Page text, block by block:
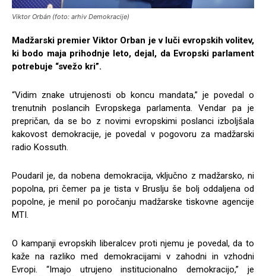
Viktor Orbán (foto: arhiv Demokracije)
Madžarski premier Viktor Orban je v luči evropskih volitev,
ki bodo maja prihodnje leto, dejal, da Evropski parlament
potrebuje “svežo kri”.
“Vidim znake utrujenosti ob koncu mandata,” je povedal o
trenutnih poslancih Evropskega parlamenta. Vendar pa je
prepričan, da se bo z novimi evropskimi poslanci izboljšala
kakovost demokracije, je povedal v pogovoru za madžarski
radio Kossuth.
Poudaril je, da nobena demokracija, vključno z madžarsko, ni
popolna, pri čemer pa je tista v Bruslju še bolj oddaljena od
popolne, je menil po poročanju madžarske tiskovne agencije
MTI.
O kampanji evropskih liberalcev proti njemu je povedal, da to
kaže na razliko med demokracijami v zahodni in vzhodni
Evropi. “Imajo utrujeno institucionalno demokracijo,” je